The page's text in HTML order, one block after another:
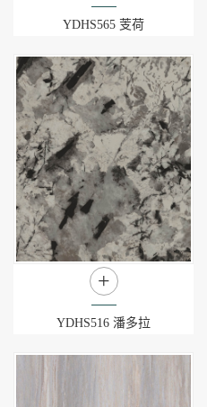
YDHS565 芰荷
+
YDHS516 潘多拉